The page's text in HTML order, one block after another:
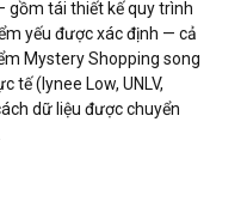
gồm tái thiết kế quy trình
yếu được xác định — cả
Mystery Shopping song
tế (Iynee Low, UNLV,
dữ liệu được chuyển